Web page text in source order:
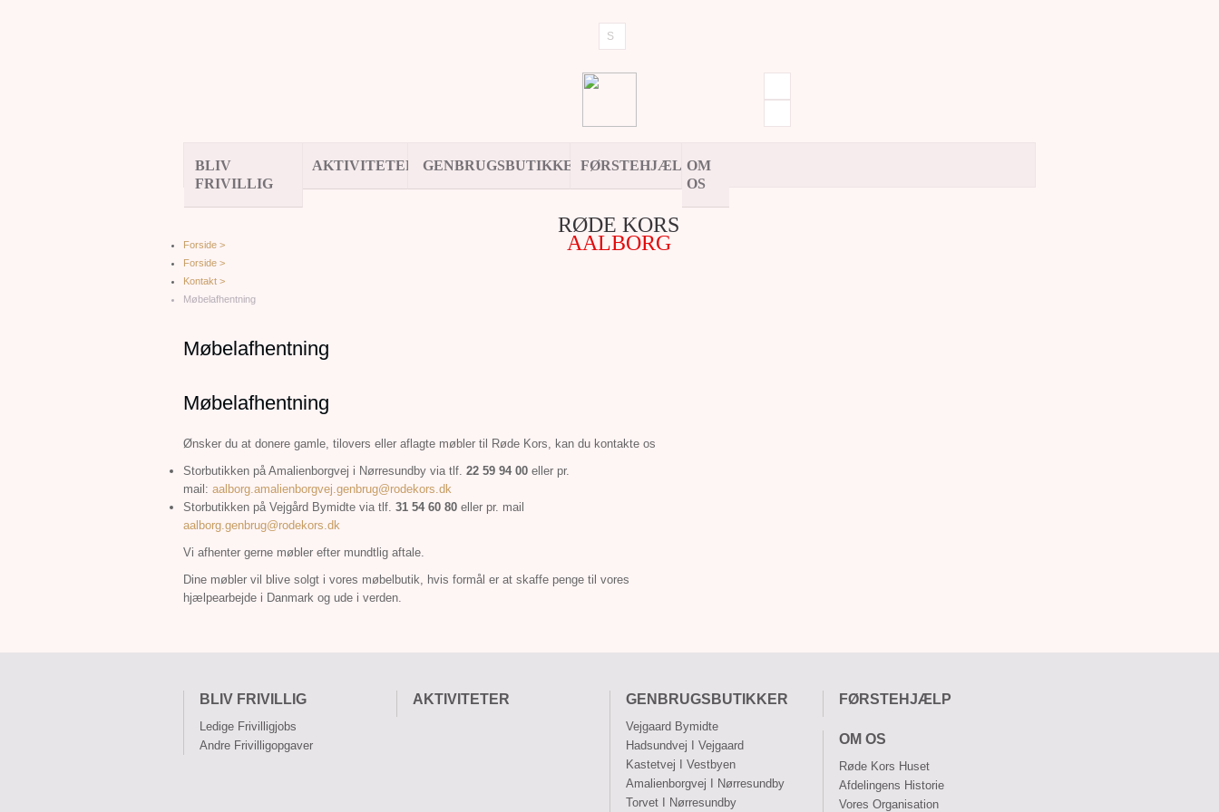
RØDE KORS
AALBORG
BLIV
FRIVILLIG
AKTIVITETER GENBRUGSBUTIKKERFØRSTEHJÆLPOM
OS
Forside >
Forside >
Kontakt >
Møbelafhentning
Møbelafhentning
Møbelafhentning
Ønsker du at donere gamle, tilovers eller aflagte møbler til Røde Kors, kan du kontakte os
Storbutikken på Amalienborgvej i Nørresundby via tlf. 22 59 94 00 eller pr.
mail: aalborg.amalienborgvej.genbrug@rodekors.dk
Storbutikken på Vejgård Bymidte via tlf. 31 54 60 80 eller pr. mail
aalborg.genbrug@rodekors.dk
Vi afhenter gerne møbler efter mundtlig aftale.
Dine møbler vil blive solgt i vores møbelbutik, hvis formål er at skaffe penge til vores
hjælpearbejde i Danmark og ude i verden.
BLIV FRIVILLIG
Ledige Frivilligjobs
Andre Frivilligopgaver
AKTIVITETER GENBRUGSBUTIKKER
Vejgaard Bymidte
Hadsundvej I Vejgaard
Kastetvej I Vestbyen
Amalienborgvej I Nørresundby
Torvet I Nørresundby
FØRSTEHJÆLP
OM OS
Røde Kors Huset
Afdelingens Historie
Vores Organisation